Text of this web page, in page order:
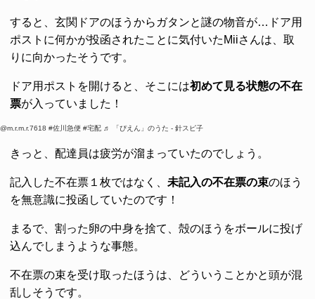
すると、玄関ドアのほうからガタンと謎の物音が…ドア用
ポストに何かが投函されたことに気付いたMiiさんは、取
りに向かったそうです。
ドア用ポストを開けると、そこには初めて見る状態の不在
票が入っていました！
@m.r.m.r.7618 #佐川急便 #宅配 ♬ 「ぴえん」のうた - 針スピ子
きっと、配達員は疲労が溜まっていたのでしょう。
記入した不在票１枚ではなく、 未記入の不在票の束のほう
を無意識に投函していたのです！
まるで、割った卵の中身を捨て、殻のほうをボールに投げ
込んでしまうような事態。
不在票の束を受け取ったほうは、どういうことかと頭が混
乱しそうです。